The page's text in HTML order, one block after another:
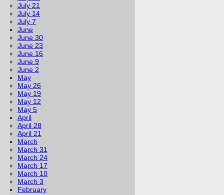
July 21
July 14
July 7
June
June 30
June 23
June 16
June 9
June 2
May
May 26
May 19
May 12
May 5
April
April 28
April 21
March
March 31
March 24
March 17
March 10
March 3
February